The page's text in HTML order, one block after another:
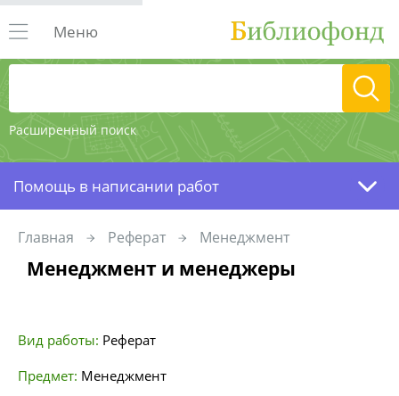
Расширенный поиск
Меню
Помощь в написании работ
Главная Реферат Менеджмент
Менеджмент и менеджеры
Вид работы: Реферат
Предмет: Менеджмент